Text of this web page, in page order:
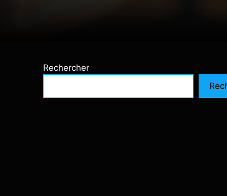
Rechercher